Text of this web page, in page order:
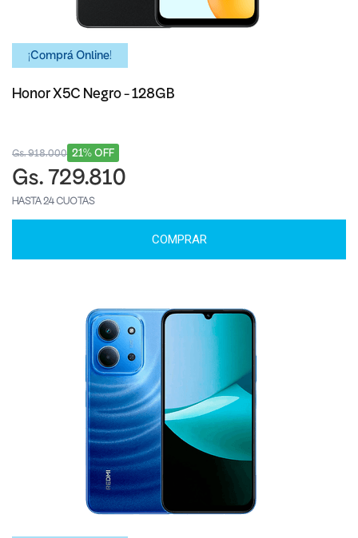
¡Comprá Online!
Honor X5C Negro - 128GB
21% OFF
Gs. 918.000
Gs. 729.810
HASTA 24 CUOTAS
COMPRAR